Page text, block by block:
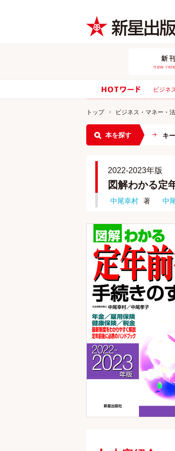
ビジネ
トップ ビジネス・マネー・
本を探す キ
2022-2023年版
図解わかる定
中尾幸村 著 中